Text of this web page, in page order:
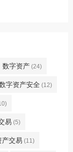
数字资产 (24)
字资产安全 (12)
易 (5)
产交易 (11)